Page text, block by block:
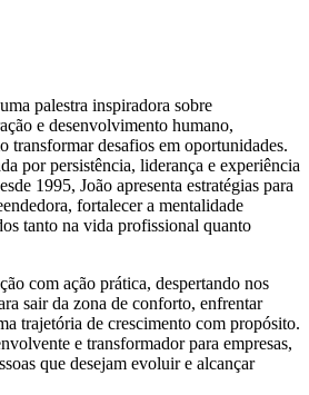
palestra inspiradora sobre
e desenvolvimento humano,
transformar desafios em oportunidades.
por persistência, liderança e experiência
1995, João apresenta estratégias para
fortalecer a mentalidade
tanto na vida profissional quanto
com ação prática, despertando nos
sair da zona de conforto, enfrentar
trajetória de crescimento com propósito.
e transformador para empresas,
que desejam evoluir e alcançar